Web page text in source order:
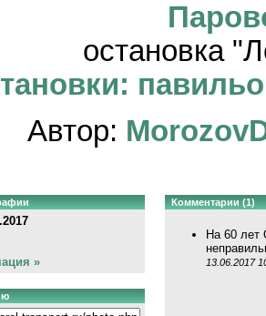
остановка
Автор:
»
Комментарии (1)
На 60 лет
13.06.2017